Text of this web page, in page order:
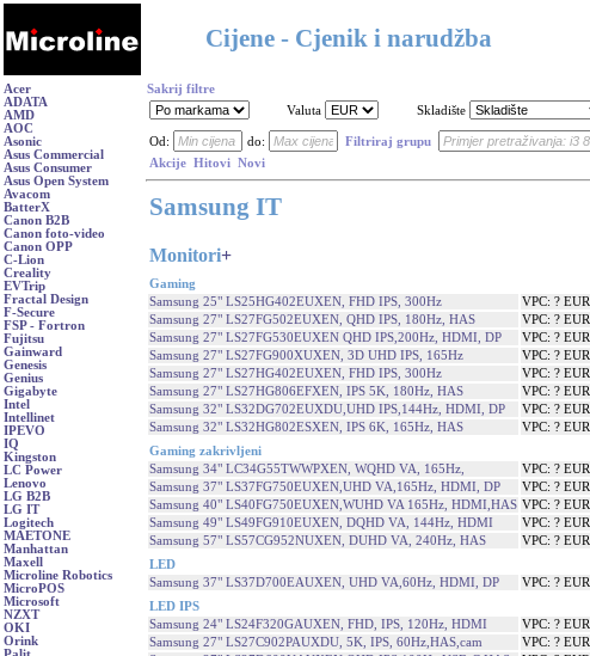
Cijene - Cjenik i narudžba
Acer
ADATA
AMD
AOC
Asonic
Asus Commercial
Asus Consumer
Asus Open System
Avacom
BatterX
Canon B2B
Canon foto-video
Canon OPP
C-Lion
Creality
EVTrip
Fractal Design
F-Secure
FSP - Fortron
Fujitsu
Gainward
Genesis
Genius
Gigabyte
Intel
Intellinet
IPEVO
IQ
Kingston
LC Power
Lenovo
LG B2B
LG IT
Logitech
MAETONE
Manhattan
Maxell
Microline Robotics
MicroPOS
Microsoft
NZXT
OKI
Orink
Sakrij filtre
Valuta
Skladište
Od: do:
Filtriraj grupu
Akcije Hitovi Novi
Samsung IT
Monitori+
Gaming
Samsung 25" LS25HG402EUXEN, FHD IPS, 300Hz
VPC: ? EUR
Samsung 27" LS27FG502EUXEN, QHD IPS, 180Hz, HAS
VPC: ? EUR
Samsung 27" LS27FG530EUXEN QHD IPS,200Hz, HDMI, DP
VPC: ? EUR
Samsung 27" LS27FG900XUXEN, 3D UHD IPS, 165Hz
VPC: ? EUR
Samsung 27" LS27HG402EUXEN, FHD IPS, 300Hz
VPC: ? EUR
Samsung 27" LS27HG806EFXEN, IPS 5K, 180Hz, HAS
VPC: ? EUR
Samsung 32" LS32DG702EUXDU,UHD IPS,144Hz, HDMI, DP
VPC: ? EUR
Samsung 32" LS32HG802ESXEN, IPS 6K, 165Hz, HAS
VPC: ? EUR
Gaming zakrivljeni
Samsung 34" LC34G55TWWPXEN, WQHD VA, 165Hz,
VPC: ? EUR
Samsung 37" LS37FG750EUXEN,UHD VA,165Hz, HDMI, DP
VPC: ? EUR
Samsung 40" LS40FG750EUXEN,WUHD VA 165Hz, HDMI,HAS VPC: ? EUR
Samsung 49" LS49FG910EUXEN, DQHD VA, 144Hz, HDMI
VPC: ? EUR
Samsung 57" LS57CG952NUXEN, DUHD VA, 240Hz, HAS
VPC: ? EUR
LED
Samsung 37" LS37D700EAUXEN, UHD VA,60Hz, HDMI, DP
VPC: ? EUR
LED IPS
Samsung 24" LS24F320GAUXEN, FHD, IPS, 120Hz, HDMI
VPC: ? EUR
Samsung 27" LS27C902PAUXDU, 5K, IPS, 60Hz,HAS,cam
VPC: ? EUR